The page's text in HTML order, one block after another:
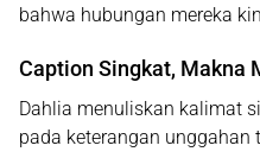
bahwa hubungan mereka
Caption Singkat, Makna
Dahlia menuliskan kalimat
pada keterangan unggahan